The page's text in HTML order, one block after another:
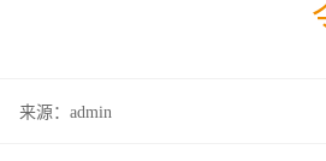
来源：admin